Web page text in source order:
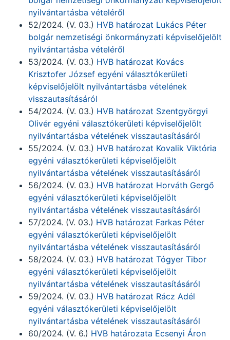
nyilvántartásba vételéről
52/2024. (V. 03.) HVB határozat Lukács Péter
bolgár nemzetiségi önkormányzati képviselőjelölt
nyilvántartásba vételéről
53/2024. (V. 03.) HVB határozat Kovács
Krisztofer József egyéni választókerületi
képviselőjelölt nyilvántartásba vételének
visszautasításáról
54/2024. (V. 03.) HVB határozat Szentgyörgyi
Olivér egyéni választókerületi képviselőjelölt
nyilvántartásba vételének visszautasításáról
55/2024. (V. 03.) HVB határozat Kovalik Viktória
egyéni választókerületi képviselőjelölt
nyilvántartásba vételének visszautasításáról
56/2024. (V. 03.) HVB határozat Horváth Gergő
egyéni választókerületi képviselőjelölt
nyilvántartásba vételének visszautasításáról
57/2024. (V. 03.) HVB határozat Farkas Péter
egyéni választókerületi képviselőjelölt
nyilvántartásba vételének visszautasításáról
58/2024. (V. 03.) HVB határozat Tógyer Tibor
egyéni választókerületi képviselőjelölt
nyilvántartásba vételének visszautasításáról
59/2024. (V. 03.) HVB határozat Rácz Adél
egyéni választókerületi képviselőjelölt
nyilvántartásba vételének visszautasításáról
60/2024. (V. 6.) HVB határozata Ecsenyi Áron